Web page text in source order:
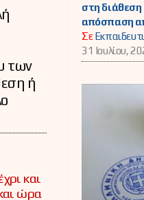
των
ή
και
ώρα
στη
απόσπαση
Σε
31 Ιουλίου,